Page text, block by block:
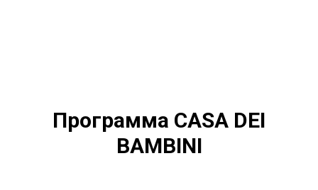
Программа CASA DEI
BAMBINI